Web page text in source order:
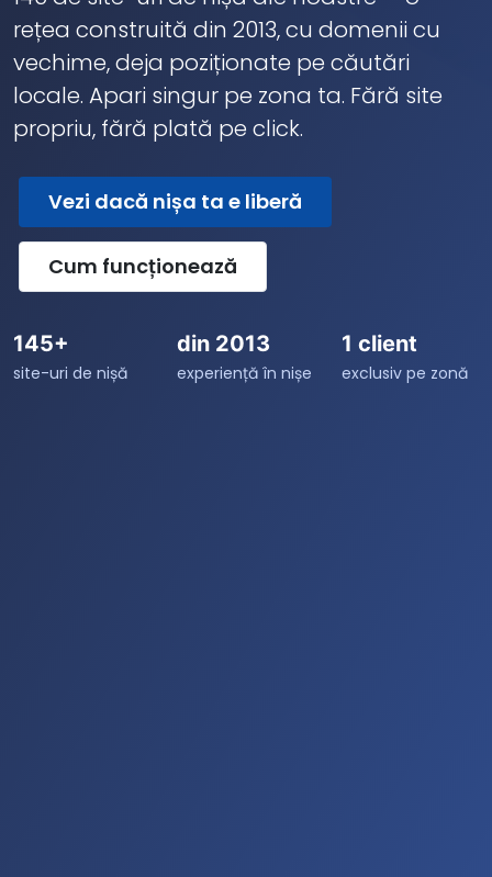
rețea construită din 2013, cu domenii cu
vechime, deja poziționate pe căutări
locale. Apari singur pe zona ta. Fără site
propriu, fără plată pe click.
Vezi dacă nișa ta e liberă
Cum funcționează
145+
site-uri de nișă
din 2013
experiență în nișe
1 client
exclusiv pe zonă